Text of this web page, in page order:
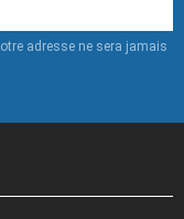
adresse ne sera jamais